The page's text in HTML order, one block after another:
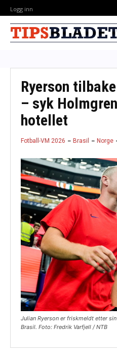
Logg inn
Ryerson
– syk
hotellet
Fotball-VM 2026 Brasil Norge
Julian Ryerson er friskmeldt etter
Brasil. Foto: Fredrik Varfjell / NTB